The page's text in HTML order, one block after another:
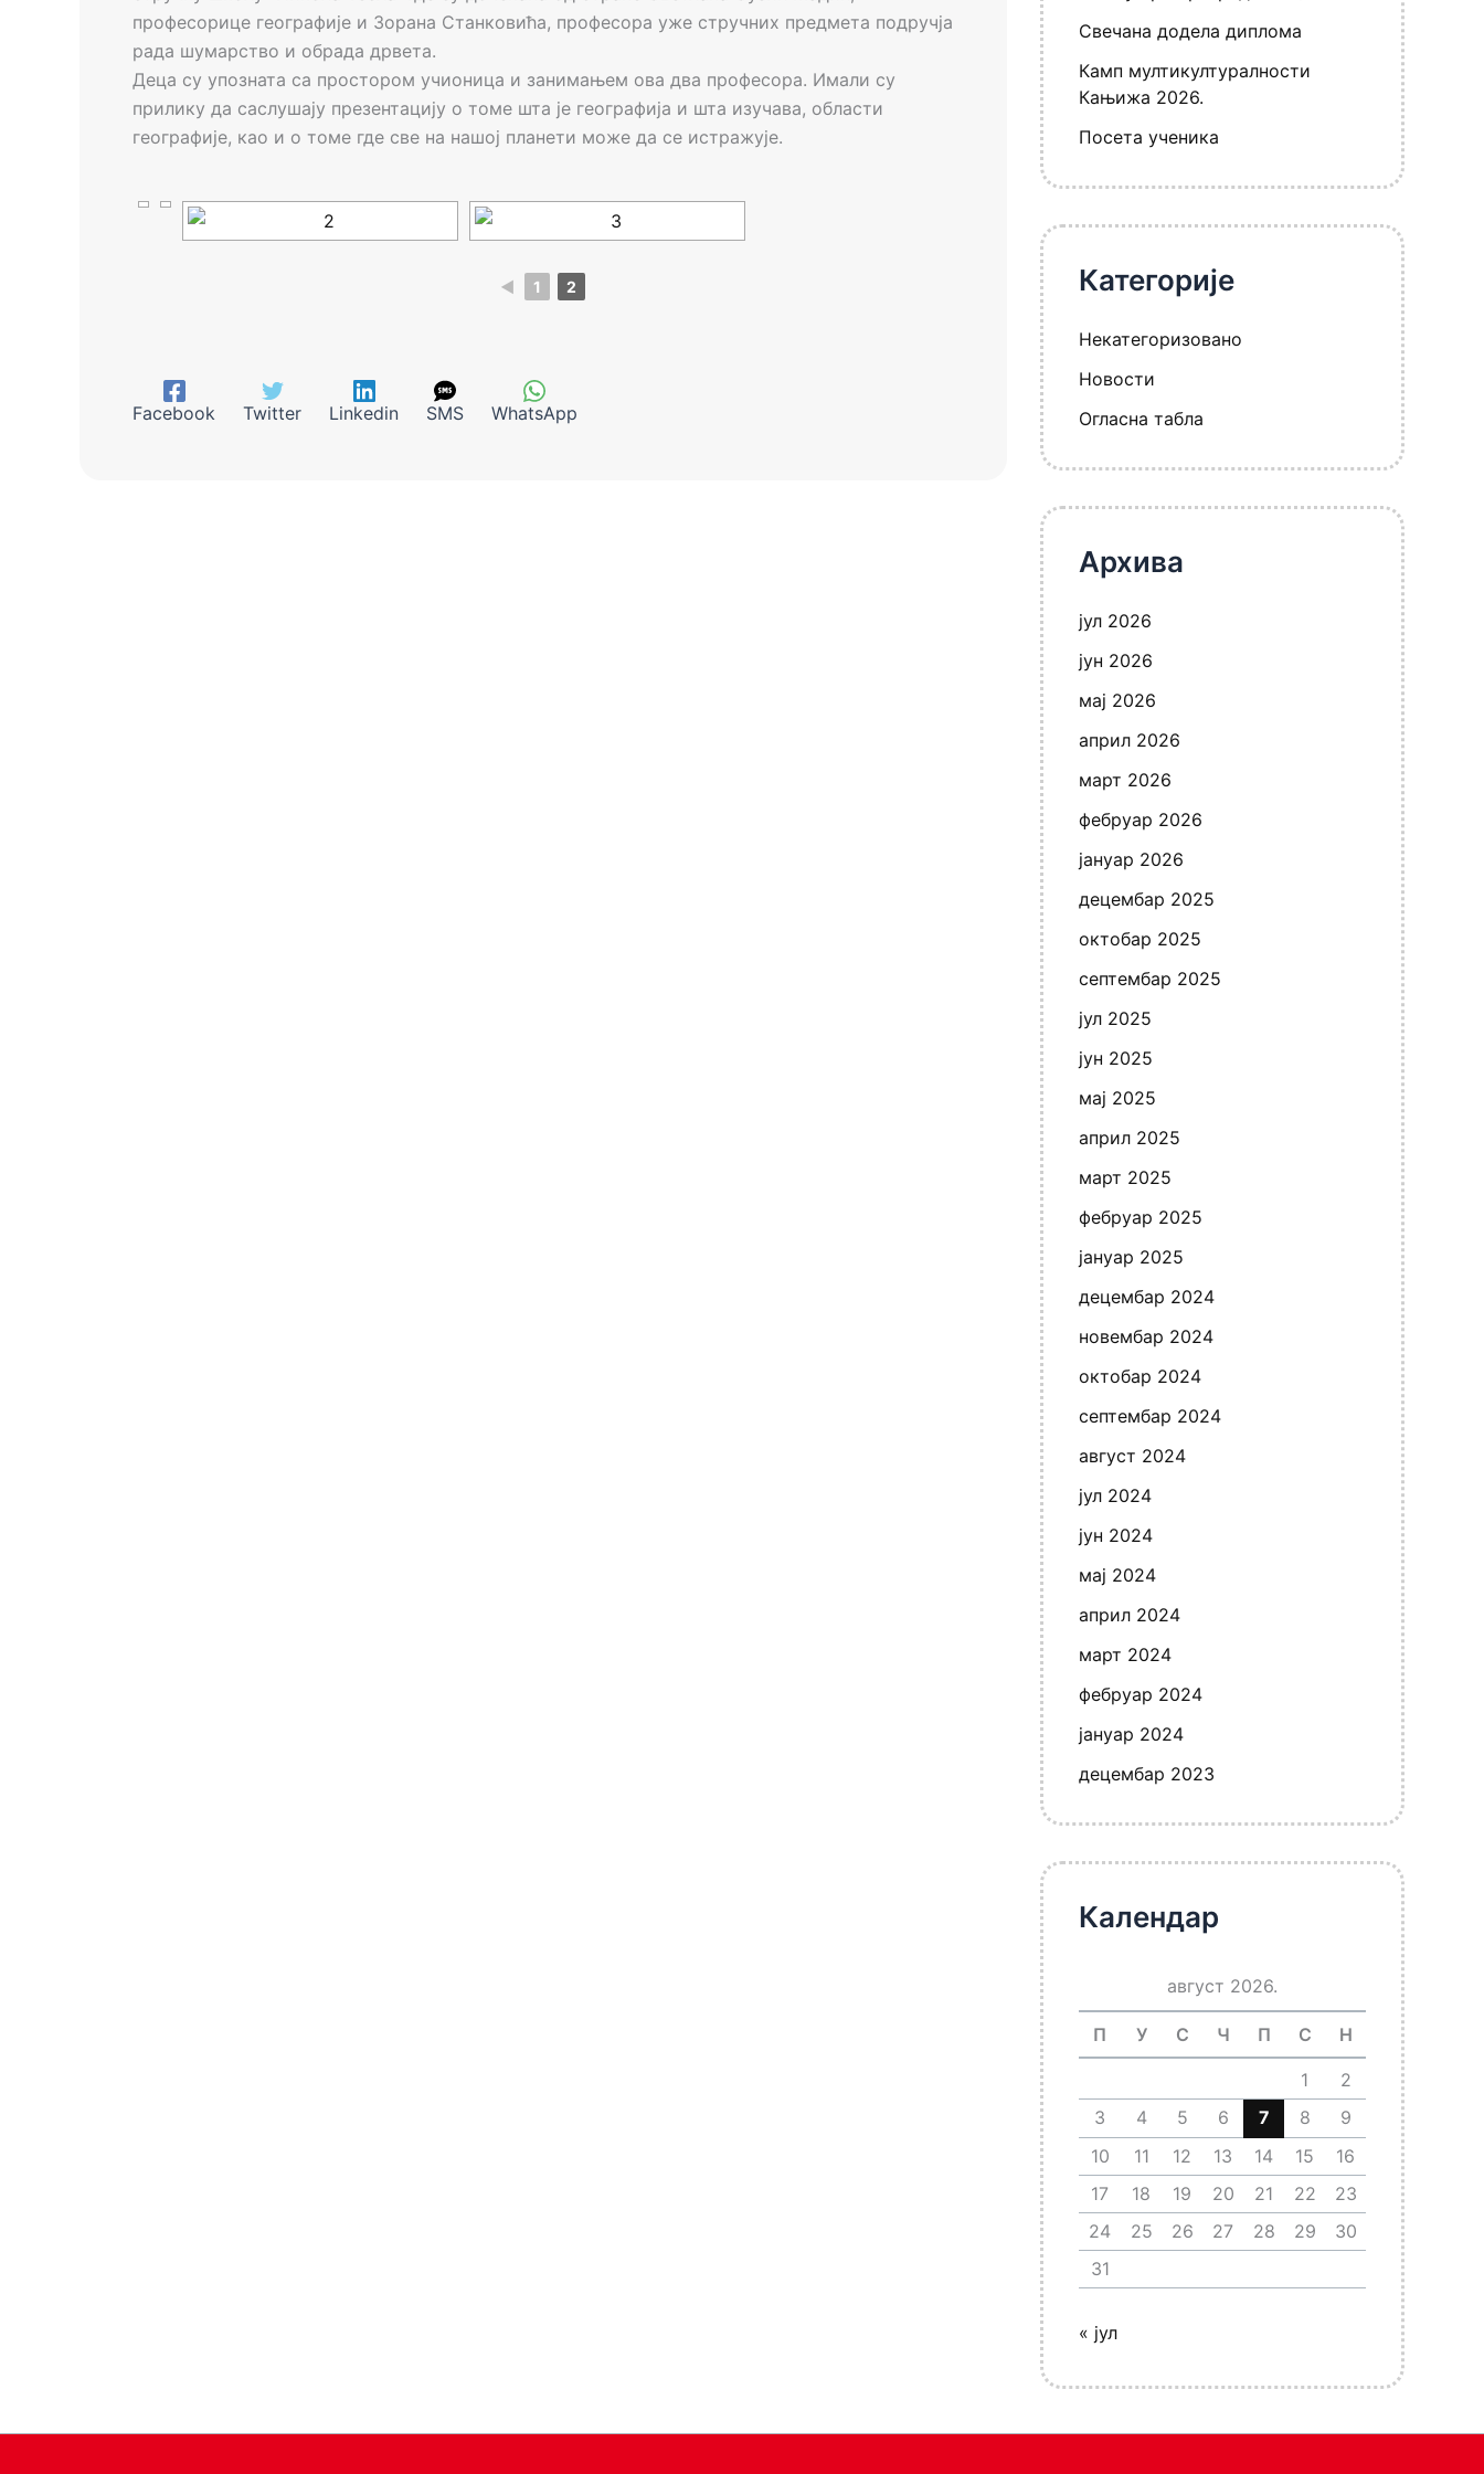
професорице географије и Зорана Станковића, професора уже стручних предмета подручја
рада шумарство и обрада дрвета.
Деца су упозната са простором учионица и занимањем ова два професора. Имали су
прилику да саслушају презентацију о томе шта је географија и шта изучава, области
географије, као и о томе где све на нашој планети може да се истражује.
◄ 1 2
Facebook Twitter Linkedin SMS WhatsApp
Свечана додела диплома
Камп мултикултуралности
Кањижа 2026.
Посета ученика
Категорије
Некатегоризовано
Новости
Огласна табла
Архива
јул 2026
јун 2026
мај 2026
април 2026
март 2026
фебруар 2026
јануар 2026
децембар 2025
октобар 2025
септембар 2025
јул 2025
јун 2025
мај 2025
април 2025
март 2025
фебруар 2025
јануар 2025
децембар 2024
новембар 2024
октобар 2024
септембар 2024
август 2024
јул 2024
јун 2024
мај 2024
април 2024
март 2024
фебруар 2024
јануар 2024
децембар 2023
Календар
август 2026.
П У С Ч П С Н
1
2
3
4 5 6 7 8
9
10
11 12 13 14 15
16
17
18 19 20 21 22
23
24
25 26 27 28 29
30
31
« јул